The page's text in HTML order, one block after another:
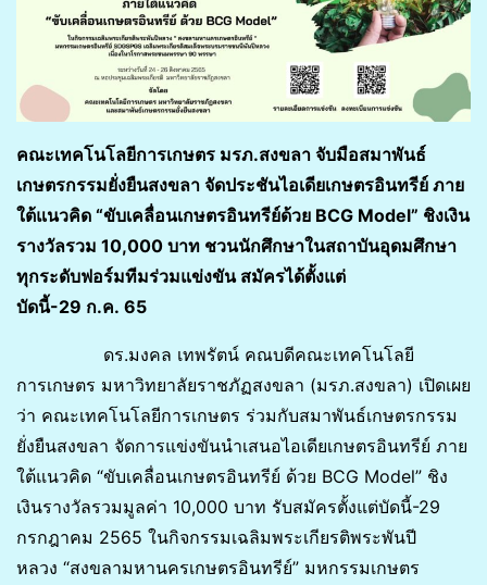
คณะเทคโนโลยีการเกษตร มรภ.สงขลา จับมือสมาพันธ์
เกษตรกรรมยั่งยืนสงขลา จัดประชันไอเดียเกษตรอินทรีย์ ภาย
ใต้แนวคิด “ขับเคลื่อนเกษตรอินทรีย์ด้วย BCG Model” ชิงเงิน
รางวัลรวม 10,000 บาท ชวนนักศึกษาในสถาบันอุดมศึกษา
ทุกระดับฟอร์มทีมร่วมแข่งขัน สมัครได้ตั้งแต่
บัดนี้-29 ก.ค. 65
ดร.มงคล เทพรัตน์ คณบดีคณะเทคโนโลยี
การเกษตร มหาวิทยาลัยราชภัฏสงขลา (มรภ.สงขลา) เปิดเผย
ว่า คณะเทคโนโลยีการเกษตร ร่วมกับสมาพันธ์เกษตรกรรม
ยั่งยืนสงขลา จัดการแข่งขันนำเสนอไอเดียเกษตรอินทรีย์ ภาย
ใต้แนวคิด “ขับเคลื่อนเกษตรอินทรีย์ ด้วย BCG Model” ชิง
เงินรางวัลรวมมูลค่า 10,000 บาท รับสมัครตั้งแต่บัดนี้-29
กรกฎาคม 2565 ในกิจกรรมเฉลิมพระเกียรติพระพันปี
หลวง “สงขลามหานครเกษตรอินทรีย์” มหกรรมเกษตร